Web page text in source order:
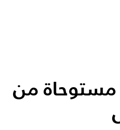
مستوحاة من